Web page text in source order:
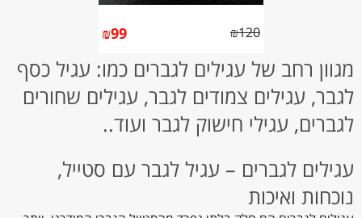
₪120
₪99
מגוון רחב של עגילים לגברים כמו: עגיל כסף
לגבר, עגילים צמודים לגבר, עגילים שחורים
לגברים, עגילי חישוק לגבר ועוד..
עגילים לגברים – עגיל לגבר עם סטייל,
נוכחות ואיכות